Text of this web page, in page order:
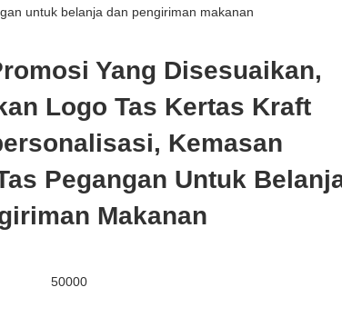
untuk belanja dan pengiriman makanan
Yang Disesuaikan,
Logo Tas Kertas Kraft
Kemasan
Pegangan Untuk
Makanan
50000